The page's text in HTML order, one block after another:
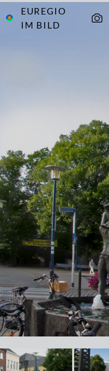
EUREGIO
IM BILD
Archiv